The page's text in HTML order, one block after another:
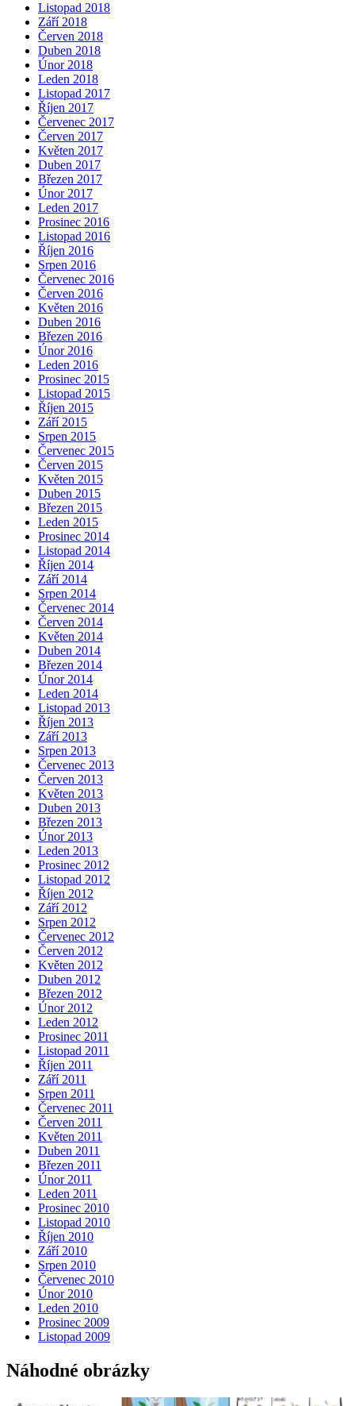
Listopad 2018
Září 2018
Červen 2018
Duben 2018
Únor 2018
Leden 2018
Listopad 2017
Říjen 2017
Červenec 2017
Červen 2017
Květen 2017
Duben 2017
Březen 2017
Únor 2017
Leden 2017
Prosinec 2016
Listopad 2016
Říjen 2016
Srpen 2016
Červenec 2016
Červen 2016
Květen 2016
Duben 2016
Březen 2016
Únor 2016
Leden 2016
Prosinec 2015
Listopad 2015
Říjen 2015
Září 2015
Srpen 2015
Červenec 2015
Červen 2015
Květen 2015
Duben 2015
Březen 2015
Leden 2015
Prosinec 2014
Listopad 2014
Říjen 2014
Září 2014
Srpen 2014
Červenec 2014
Červen 2014
Květen 2014
Duben 2014
Březen 2014
Únor 2014
Leden 2014
Listopad 2013
Říjen 2013
Září 2013
Srpen 2013
Červenec 2013
Červen 2013
Květen 2013
Duben 2013
Březen 2013
Únor 2013
Leden 2013
Prosinec 2012
Listopad 2012
Říjen 2012
Září 2012
Srpen 2012
Červenec 2012
Červen 2012
Květen 2012
Duben 2012
Březen 2012
Únor 2012
Leden 2012
Prosinec 2011
Listopad 2011
Říjen 2011
Září 2011
Srpen 2011
Červenec 2011
Červen 2011
Květen 2011
Duben 2011
Březen 2011
Únor 2011
Leden 2011
Prosinec 2010
Listopad 2010
Říjen 2010
Září 2010
Srpen 2010
Červenec 2010
Únor 2010
Leden 2010
Prosinec 2009
Listopad 2009
Náhodné obrázky